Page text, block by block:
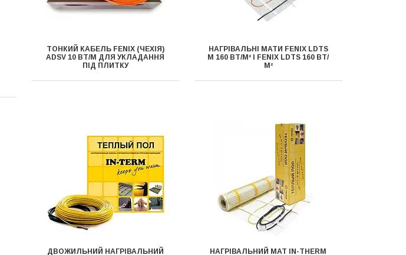
ТОНКИЙ КАБЕЛЬ FENIX ​​(ЧЕХІЯ)
ADSV 10 ВТ/М ДЛЯ УКЛАДАННЯ
ПІД ПЛИТКУ
НАГРІВАЛЬНІ МАТИ FENIX ​​LDTS
M 160 ВТ/М² І FENIX ​​LDTS 160 ВТ/
М²
ДВОЖИЛЬНИЙ НАГРІВАЛЬНИЙ
НАГРІВАЛЬНИЙ МАТ IN-THERM